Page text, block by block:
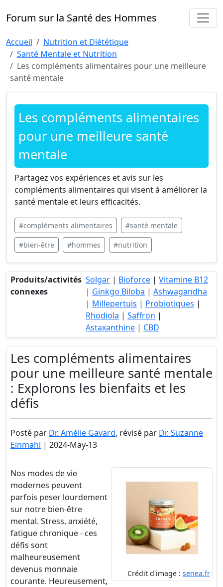
Forum sur la Santé des Hommes
Accueil
Nutrition et Diététique
Santé Mentale et Nutrition
Les compléments alimentaires pour une meilleure
santé mentale
Les compléments alimentaires
pour une meilleure santé
mentale
Partagez vos expériences et avis sur les
compléments alimentaires qui visent à améliorer la
santé mentale et leurs efficacités.
#compléments alimentaires #santé mentale
#bien-être #hommes #nutrition
Produits/activités
connexes
Solgar | Bioforce | Vitamine B12
| Ginkgo Biloba | Ashwagandha
| Millepertuis | Probiotiques |
Rhodiola | Saffron |
Astaxanthine | CBD
Les compléments alimentaires
pour une meilleure santé mentale
: Explorons les bienfaits et les
défis
Posté par Dr. Amélie Gavard, révisé par Dr. Suzanne
Einmahl | 2024-May-13
Crédit d'image : senea.fr
Nos modes de vie
modernes peuvent
parfois peser lourdement
sur notre bien-être
mental. Stress, anxiété,
fatigue chronique - ces
défis sont
malheureusement
devenus monnaie
courante. Heureusement,